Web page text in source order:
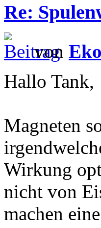
Re:
von
Hallo Tank,
Magneten
Wirkung
nicht von
machen